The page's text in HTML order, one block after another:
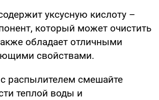
уксусную кислоту –
который может очистить
обладает отличными
свойствами.
распылителем смешайте
теплой воды и